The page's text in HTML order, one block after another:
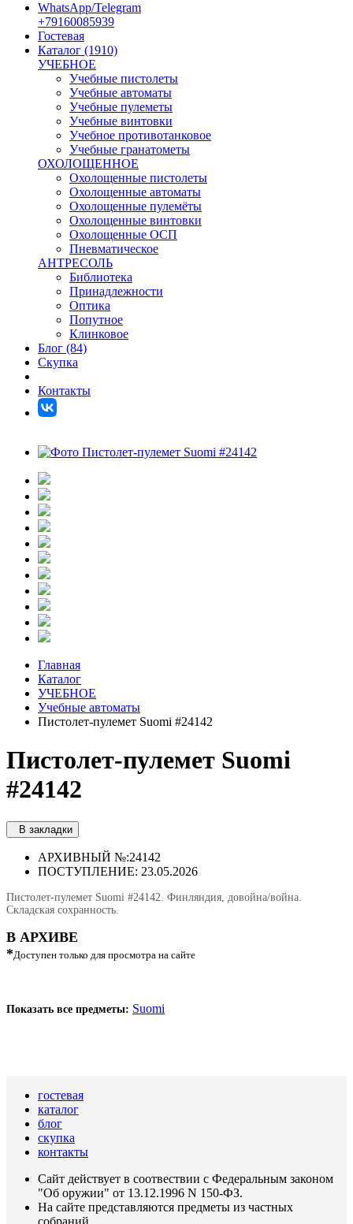
WhatsApp/Telegram
+79160085939
Гостевая
Каталог (1910)
УЧЕБНОЕ
Учебные пистолеты
Учебные автоматы
Учебные пулеметы
Учебные винтовки
Учебное противотанковое
Учебные гранатометы
ОХОЛОЩЕННОЕ
Охолощенные пистолеты
Охолощенные автоматы
Охолощенные пулемёты
Охолощенные винтовки
Охолощенные ОСП
Пневматическое
АНТРЕСОЛЬ
Библиотека
Принадлежности
Оптика
Попутное
Клинковое
Блог (84)
Скупка
Контакты
Главная
Каталог
УЧЕБНОЕ
Учебные автоматы
Пистолет-пулемет Suomi #24142
Пистолет-пулемет Suomi
#24142
В закладки
АРХИВНЫЙ №:24142
ПОСТУПЛЕНИЕ: 23.05.2026
Пистолет-пулемет Suomi #24142. Финляндия, довойна/война.
Складская сохранность.
В АРХИВЕ
*Доступен только для просмотра на сайте
Показать все предметы: Suomi
гостевая
каталог
блог
скупка
контакты
Сайт действует в соотвествии с Федеральным законом
"Об оружии" от 13.12.1996 N 150-ФЗ.
На сайте представляются предметы из частных
собраний.